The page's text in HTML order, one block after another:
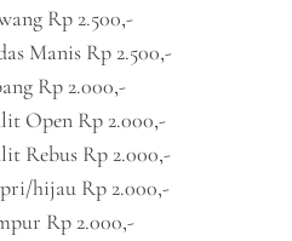
Rp 2.500,-
Manis Rp 2.500,-
Rp 2.000,-
Open Rp 2.000,-
Rebus Rp 2.000,-
hijau Rp 2.000,-
Rp 2.000,-